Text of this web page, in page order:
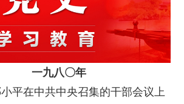
一九八〇年
平在中共中央召集的干部会议上